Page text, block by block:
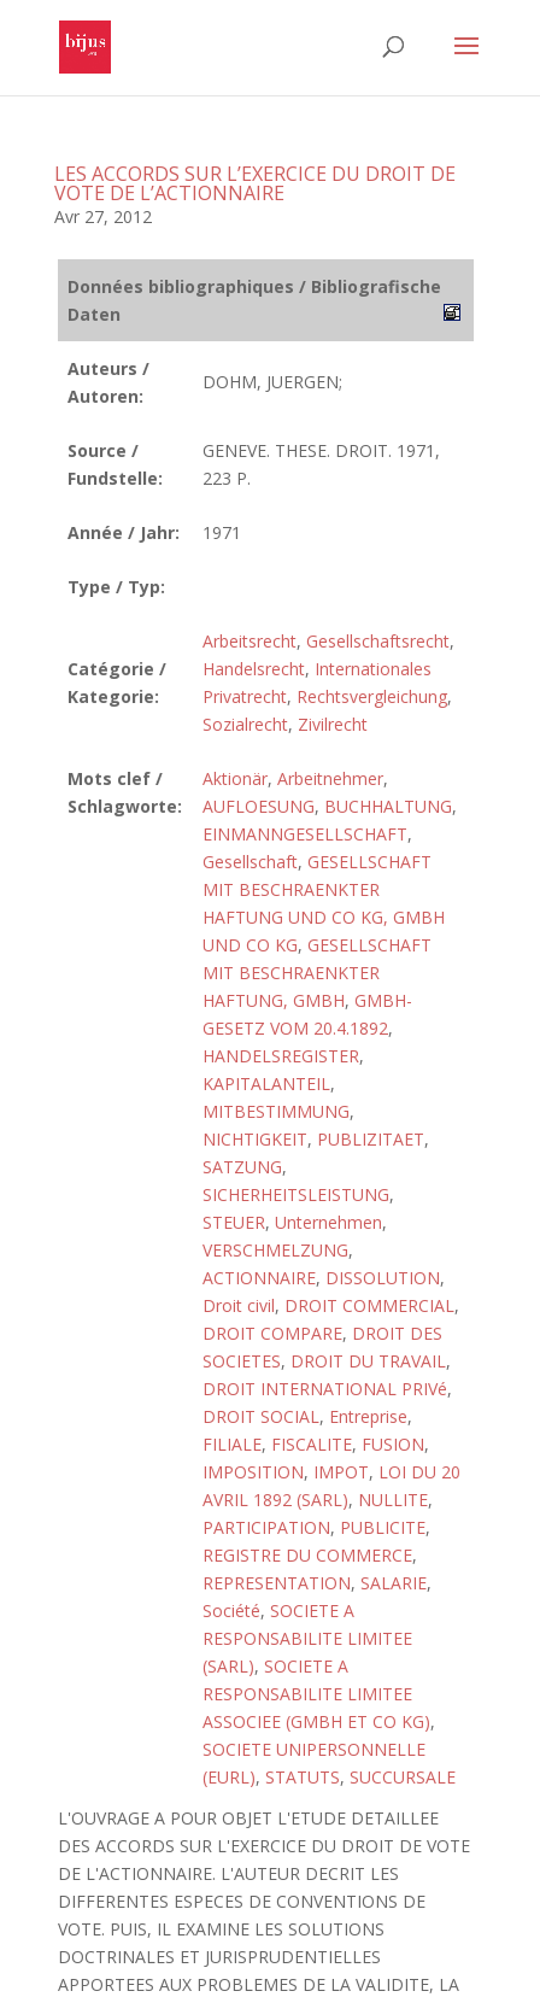
LES ACCORDS SUR L’EXERCICE DU DROIT DE
VOTE DE L’ACTIONNAIRE
Avr 27, 2012
Données bibliographiques / Bibliografische
Daten
Auteurs /
Autoren:
DOHM, JUERGEN;
Source /
Fundstelle:
GENEVE. THESE. DROIT. 1971,
223 P.
Année / Jahr: 1971
Type / Typ:
Catégorie /
Kategorie:
Arbeitsrecht, Gesellschaftsrecht,
Handelsrecht, Internationales
Privatrecht, Rechtsvergleichung,
Sozialrecht, Zivilrecht
Mots clef /
Schlagworte:
Aktionär, Arbeitnehmer,
AUFLOESUNG, BUCHHALTUNG,
EINMANNGESELLSCHAFT,
Gesellschaft, GESELLSCHAFT
MIT BESCHRAENKTER
HAFTUNG UND CO KG, GMBH
UND CO KG, GESELLSCHAFT
MIT BESCHRAENKTER
HAFTUNG, GMBH, GMBH-
GESETZ VOM 20.4.1892,
HANDELSREGISTER,
KAPITALANTEIL,
MITBESTIMMUNG,
NICHTIGKEIT, PUBLIZITAET,
SATZUNG,
SICHERHEITSLEISTUNG,
STEUER, Unternehmen,
VERSCHMELZUNG,
ACTIONNAIRE, DISSOLUTION,
Droit civil, DROIT COMMERCIAL,
DROIT COMPARE, DROIT DES
SOCIETES, DROIT DU TRAVAIL,
DROIT INTERNATIONAL PRIVé,
DROIT SOCIAL, Entreprise,
FILIALE, FISCALITE, FUSION,
IMPOSITION, IMPOT, LOI DU 20
AVRIL 1892 (SARL), NULLITE,
PARTICIPATION, PUBLICITE,
REGISTRE DU COMMERCE,
REPRESENTATION, SALARIE,
Société, SOCIETE A
RESPONSABILITE LIMITEE
(SARL), SOCIETE A
RESPONSABILITE LIMITEE
ASSOCIEE (GMBH ET CO KG),
SOCIETE UNIPERSONNELLE
(EURL), STATUTS, SUCCURSALE
L'OUVRAGE A POUR OBJET L'ETUDE DETAILLEE
DES ACCORDS SUR L'EXERCICE DU DROIT DE VOTE
DE L'ACTIONNAIRE. L'AUTEUR DECRIT LES
DIFFERENTES ESPECES DE CONVENTIONS DE
VOTE. PUIS, IL EXAMINE LES SOLUTIONS
DOCTRINALES ET JURISPRUDENTIELLES
APPORTEES AUX PROBLEMES DE LA VALIDITE, LA